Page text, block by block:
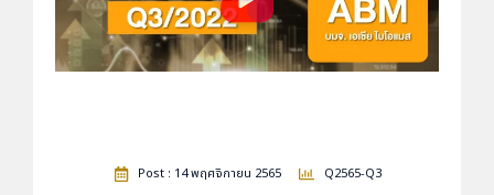
Post : 14 พฤศจิกายน 2565 Q2565-Q3